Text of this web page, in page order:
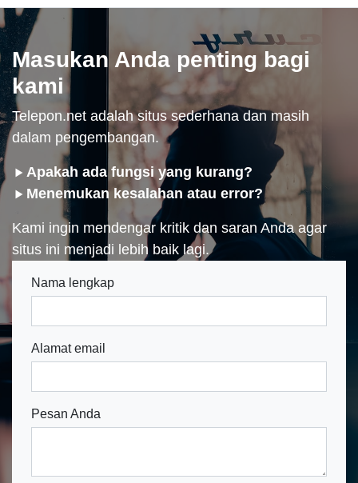
Masukan Anda penting bagi
kami
Telepon.net adalah situs sederhana dan masih
dalam pengembangan.
Apakah ada fungsi yang kurang?
Menemukan kesalahan atau error?
Kami ingin mendengar kritik dan saran Anda agar
situs ini menjadi lebih baik lagi.
Nama lengkap
Alamat email
Pesan Anda